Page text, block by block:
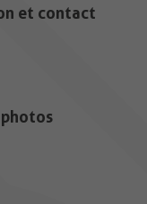
et contact